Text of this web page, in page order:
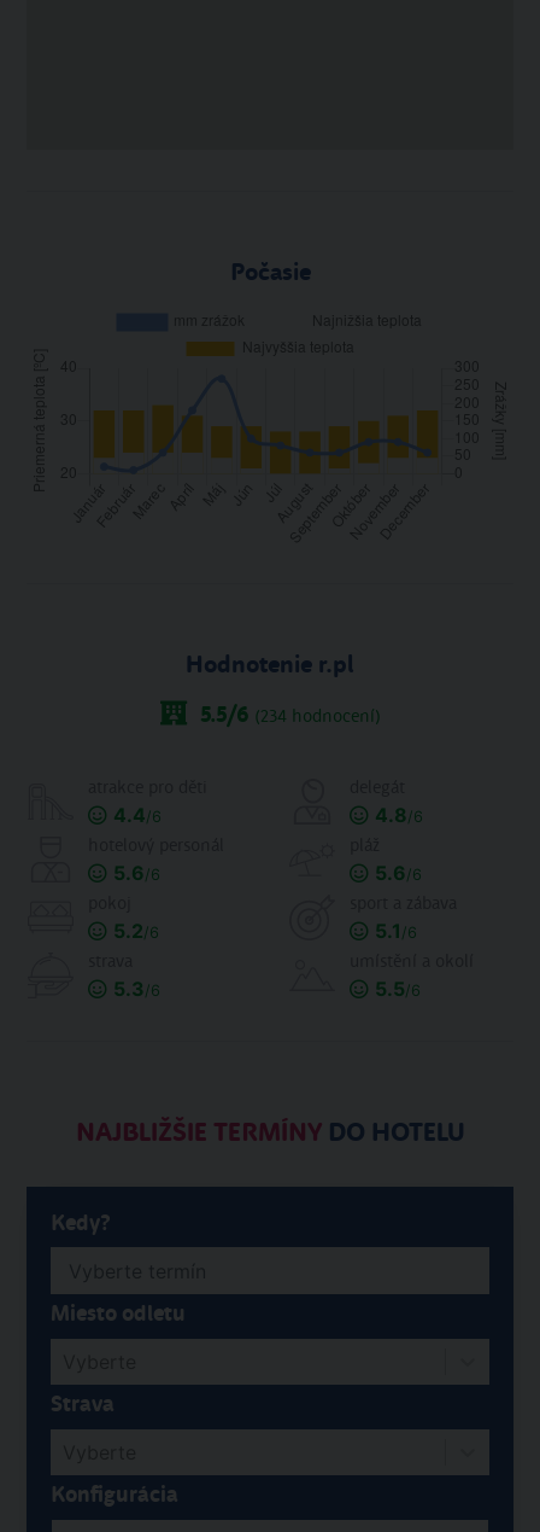
Počasie
Hodnotenie r.pl
5.5/6 (234 hodnocení)
4.4/6 4.8/6
5.6/6 5.6/6
5.2/6 5.1 /6
5.3/6 5.5/6
NAJBLIŽŠIE TERMÍNYDO HOTELU
Kedy?
Miesto odletu
Strava
Konfigurácia